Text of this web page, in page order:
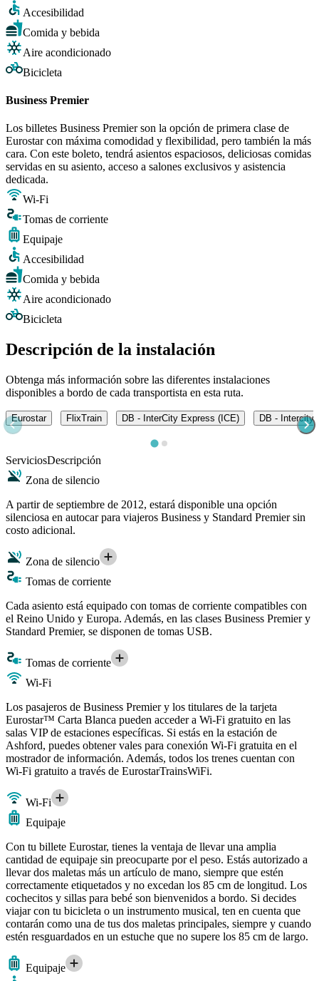
Accesibilidad
Comida y bebida
Aire acondicionado
Bicicleta
Business Premier
Los billetes Business Premier son la opción de primera clase de
Eurostar con máxima comodidad y flexibilidad, pero también la más
cara. Con este boleto, tendrá asientos espaciosos, deliciosas comidas
servidas en su asiento, acceso a salones exclusivos y asistencia
dedicada.
Wi-Fi
Tomas de corriente
Equipaje
Accesibilidad
Comida y bebida
Aire acondicionado
Bicicleta
Descripción de la instalación
Obtenga más información sobre las diferentes instalaciones
disponibles a bordo de cada transportista en esta ruta.
Eurostar FlixTrain DB - InterCity Express (ICE) DB - Intercity
ServiciosDescripción
Zona de silencio
A partir de septiembre de 2012, estará disponible una opción
silenciosa en autocar para viajeros Business y Standard Premier sin
costo adicional.
Zona de silencio
Tomas de corriente
Cada asiento está equipado con tomas de corriente compatibles con
el Reino Unido y Europa. Además, en las clases Business Premier y
Standard Premier, se disponen de tomas USB.
Tomas de corriente
Wi-Fi
Los pasajeros de Business Premier y los titulares de la tarjeta
Eurostar™ Carta Blanca pueden acceder a Wi-Fi gratuito en las
salas VIP de estaciones específicas. Si estás en la estación de
Ashford, puedes obtener vales para conexión Wi-Fi gratuita en el
mostrador de información. Además, todos los trenes cuentan con
Wi-Fi gratuito a través de EurostarTrainsWiFi.
Wi-Fi
Equipaje
Con tu billete Eurostar, tienes la ventaja de llevar una amplia
cantidad de equipaje sin preocuparte por el peso. Estás autorizado a
llevar dos maletas más un artículo de mano, siempre que estén
correctamente etiquetados y no excedan los 85 cm de longitud. Los
cochecitos y sillas para bebé son bienvenidos a bordo. Si decides
viajar con tu bicicleta o un instrumento musical, ten en cuenta que
contarán como una de tus dos maletas principales, siempre y cuando
estén resguardados en un estuche que no supere los 85 cm de largo.
Equipaje